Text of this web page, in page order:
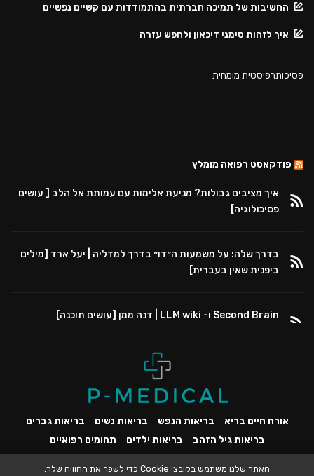
החשיבות של תמיכה חברתית בהתמודדות עם קשיים נפשיים
איך לזהות סימני דיכאון ולחפש עזרה
פסיכותרפיסטית מומחית
פודקאסט רפואה מומלץ
איך מציבים גבולות? מניעת אלימות עם עמותת אל הלב [ עושים
פסיכולוגיה]
בדרך שלה: על משמעות ה״דו״ בדרך למדליה | יעל ארד [מילים
ביפנית שאין בעברית]
Second Brain ו- LLM wiki | דנה ממן [עושים תוכנה]
אורח חיים בריא בריאות הנפש בריאות נשים
בריאות גברים
בריאות גיל הזהב
בריאות ילדים תחומים רפואיים
האתר שלנו משתמש בקובצי Cookie כדי לשפר את החוויה שלך.